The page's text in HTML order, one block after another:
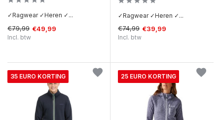
✓Ragwear ✓Heren ✓...
€79,99 €49,99
Incl. btw
✓Ragwear ✓Heren ✓...
€74,99 €39,99
Incl. btw
35 EURO KORTING 25 EURO KORTING